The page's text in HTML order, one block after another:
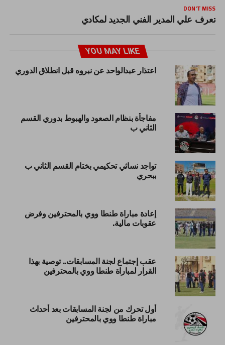
DON'T MISS
تعرف علي المدير الفني الجديد لمكادي
YOU MAY LIKE
اعتذار عبدالواحد عن نبروه قبل انطلاق الدوري
مفاجأة بنظام الصعود والهبوط بدوري القسم
الثاني ب
تواجد نسائي تحكيمي بختام القسم الثاني ب
ببحري
إعادة مباراة طنطا ووي بالمحترفين وفرض
عقوبات مالية.
عقب إجتماع لجنة المسابقات.. توصية بهذا
القرار لمباراة طنطا ووي بالمحترفين
أول تحرك من لجنة المسابقات بعد أحداث
مباراة طنطا ووي بالمحترفين